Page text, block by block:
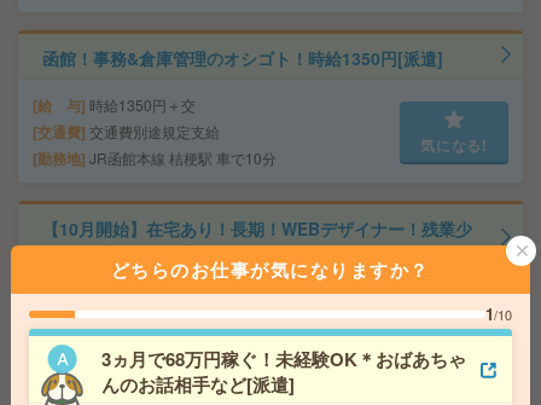
函館！事務&倉庫管理のオシゴト！時給1350円[派遣]
給 与 時給1350円＋交
交通費 交通費別途規定支給
勤務地 JR函館本線 桔梗駅 車で10分
気になる!
【10月開始】在宅あり！長期！WEBデザイナー！残業少
なめ[派遣]
給 与 時給1300円 月収例 208,000円+残業代
交通費 全額支給
勤務地
大通駅徒歩5分、さっぽろ駅徒歩8分 ※おしゃ
れなオフィス！ベンチャーです！
気になる!
どちらのお仕事が気になりますか？
1/10
3ヵ月で68万円稼ぐ！未経験OK＊おばあちゃ
んのお話相手など[派遣]